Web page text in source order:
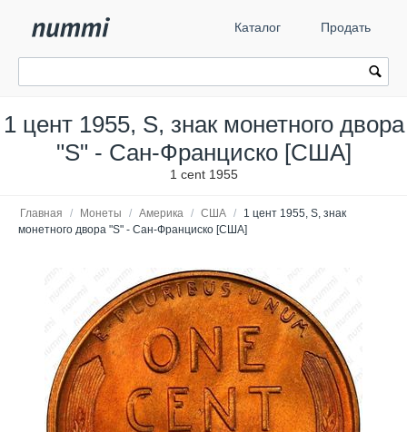
Каталог Продать
1 цент 1955, S, знак монетного двора
"S" - Сан-Франциско [США]
1 cent 1955
Главная / Монеты / Америка / США /
1 цент 1955, S, знак
монетного двора "S" - Сан-Франциско [США]